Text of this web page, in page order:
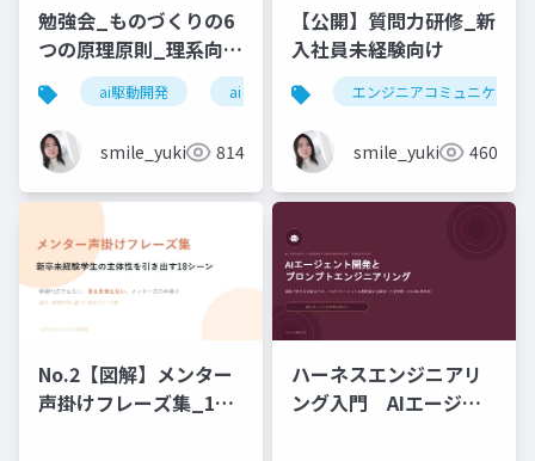
勉強会_ものづくりの6
つの原理原則_理系向け
6時間_2026_05_24_
石黒友季子
ai駆動開発 ai
smile_yukiko_it814
【公開】質問力研修_新
入社員未経験向け
エンジニアコミュニケーシ
smile_yukiko_it460
No.2【図解】メンター
声掛けフレーズ集_18
ハーネスエンジニアリ
ング入門 AIエージェ